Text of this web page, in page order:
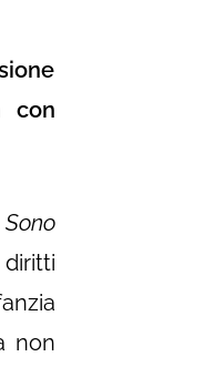
con
Sono
non